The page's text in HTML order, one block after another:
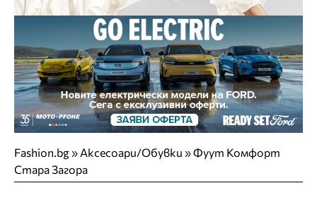
Fashion.bg» Аксесоари/Обувки »Фуут Комфорт
Стара Загора